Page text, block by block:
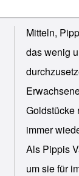
Mitteln,
das wenig
Goldstücke
immer
Als Pippis
um sie für